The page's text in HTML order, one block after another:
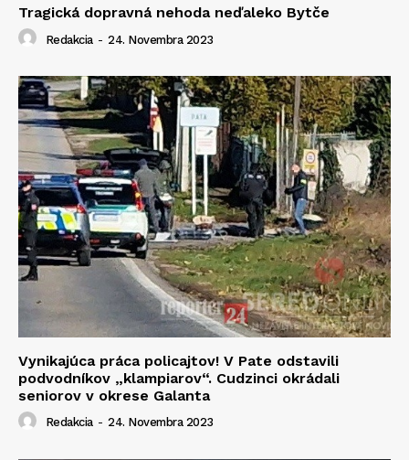
Tragická dopravná nehoda neďaleko Bytče
Redakcia - 24. Novembra 2023
Vynikajúca práca policajtov! V Pate odstavili
podvodníkov „klampiarov“. Cudzinci okrádali
seniorov v okrese Galanta
Redakcia - 24. Novembra 2023